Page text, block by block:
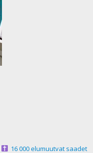
16 000 elumuutvat saadet